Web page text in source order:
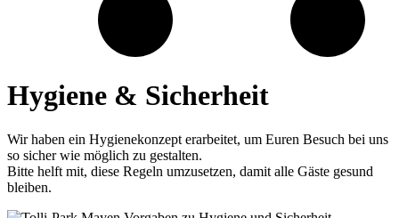
Hygiene & Sicherheit
Wir haben ein Hygienekonzept erarbeitet, um Euren Besuch bei uns
so sicher wie möglich zu gestalten.
Bitte helft mit, diese Regeln umzusetzen, damit alle Gäste gesund
bleiben.